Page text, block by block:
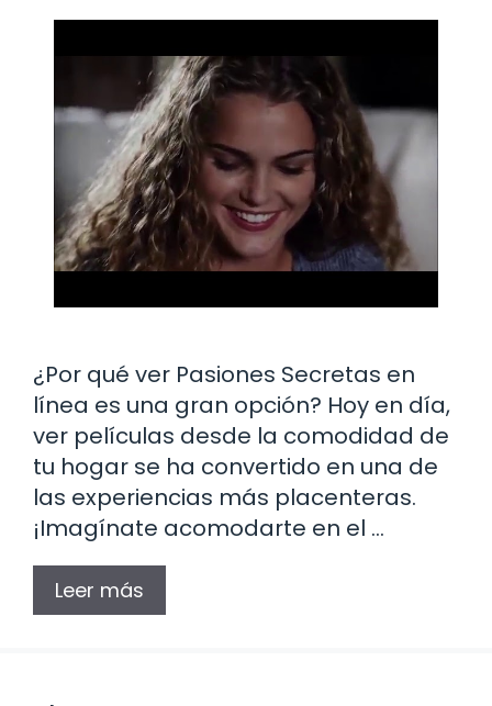
¿Por qué ver Pasiones Secretas en
línea es una gran opción? Hoy en día,
ver películas desde la comodidad de
tu hogar se ha convertido en una de
las experiencias más placenteras.
¡Imagínate acomodarte en el …
Leer más